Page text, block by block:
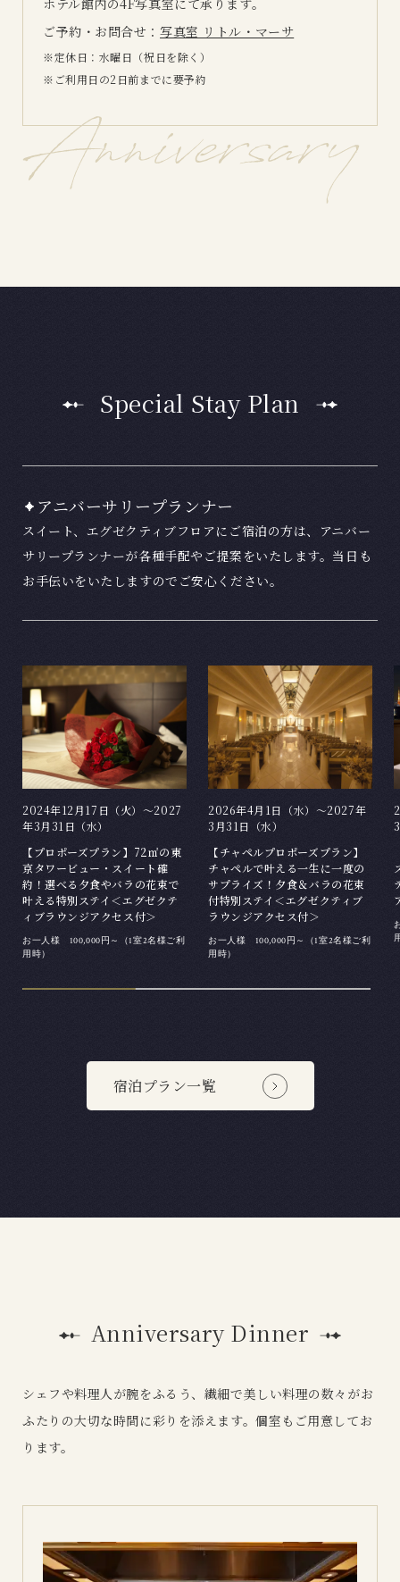
ホテル館内の4F写真室にて承ります。
ご予約・お問合せ：写真室 リトル・マーサ
定休日：水曜日（祝日を除く）
ご利用日の2日前までに要予約
Special Stay Plan
アニバーサリープランナー
スイート、エグゼクティブフロアにご宿泊の方は、アニバー
サリープランナーが各種手配やご提案をいたします。当日も
お手伝いをいたしますのでご安心ください。
2024年12月17日（火）～2027
年3月31日（水）
【プロポーズプラン】72㎡の東
京タワービュー・スイート確
約！選べる夕食やバラの花束で
叶える特別ステイ＜エグゼクテ
ィブラウンジアクセス付＞
お一人様 100,000円～（1室2名様ご利
用時）
2026年4月1日（水）～2027年
3月31日（水）
【チャペルプロポーズプラン】
チャペルで叶える一生に一度の
サプライズ！夕食＆バラの花束
付特別ステイ＜エグゼクティブ
ラウンジアクセス付＞
お一人様 100,000円～（1室2名様ご利
用時）
宿泊プラン一覧
Anniversary Dinner
シェフや料理人が腕をふるう、繊細で美しい料理の数々がお
ふたりの大切な時間に彩りを添えます。個室もご用意してお
ります。